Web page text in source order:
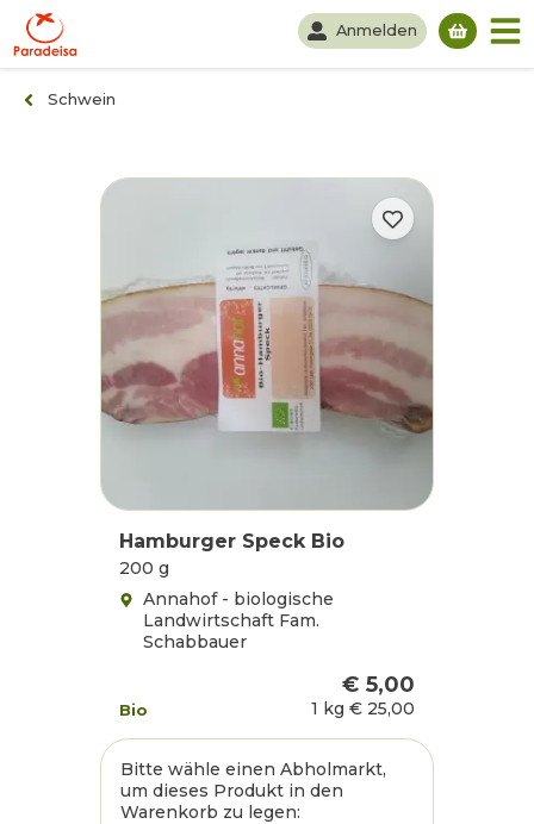
Anmelden
Schwein
Hamburger Speck Bio
200 g
Annahof - biologische
Landwirtschaft Fam.
Schabbauer
Bio
€ 5,00
1 kg € 25,00
Bitte wähle einen Abholmarkt,
um dieses Produkt in den
Warenkorb zu legen: